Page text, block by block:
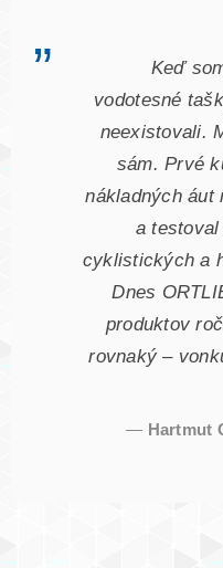
„
Keď som
vodotesné
neexistovali.
sám. Prvé
nákladných áut
a
cyklistických a
Dnes
produktov
rovnaký –
— Hartmut